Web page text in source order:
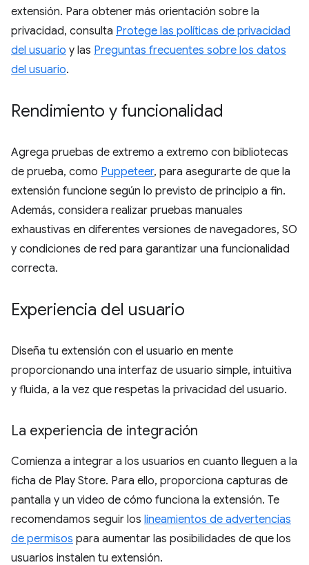
extensión. Para obtener más orientación sobre la
privacidad, consulta Protege las políticas de privacidad
del usuario y las Preguntas frecuentes sobre los datos
del usuario.
Rendimiento y funcionalidad
Agrega pruebas de extremo a extremo con bibliotecas
de prueba, como Puppeteer, para asegurarte de que la
extensión funcione según lo previsto de principio a fin.
Además, considera realizar pruebas manuales
exhaustivas en diferentes versiones de navegadores, SO
y condiciones de red para garantizar una funcionalidad
correcta.
Experiencia del usuario
Diseña tu extensión con el usuario en mente
proporcionando una interfaz de usuario simple, intuitiva
y fluida, a la vez que respetas la privacidad del usuario.
La experiencia de integración
Comienza a integrar a los usuarios en cuanto lleguen a la
ficha de Play Store. Para ello, proporciona capturas de
pantalla y un video de cómo funciona la extensión. Te
recomendamos seguir los lineamientos de advertencias
de permisos para aumentar las posibilidades de que los
usuarios instalen tu extensión.